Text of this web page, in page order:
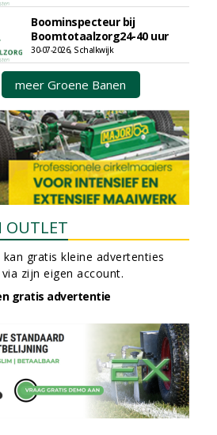
Boominspecteur bij
Boomtotaalzorg24-40 uur
30-07-2026, Schalkwijk
meer Groene Banen
OUTLET
kan gratis kleine advertenties
zijn eigen account.
gratis advertentie